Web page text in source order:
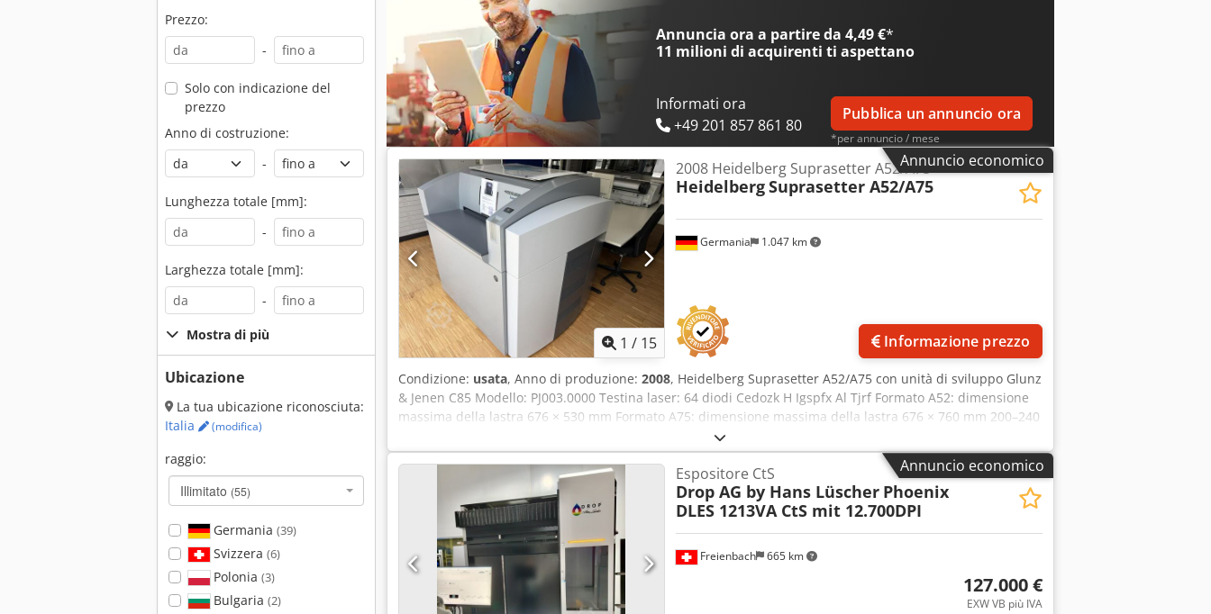
Prezzo:
-
Solo con indicazione del
prezzo
Anno di costruzione:
-
Lunghezza totale [mm]:
-
Larghezza totale [mm]:
-
Mostra di più
Ubicazione
La tua ubicazione riconosciuta:
Italia
(modifica)
raggio:
Illimitato (55)
Germania (39)
Svizzera (6)
Polonia (3)
Bulgaria (2)
Annuncia ora a partire da 4,49 €*
11 milioni di acquirenti ti aspettano
Informati ora
+49 201 857 861 80
Pubblica un annuncio ora
*per annuncio / mese
Annuncio economico
1 / 15
Germania 1.047 km
2008 Heidelberg Suprasetter A52/A75
HeidelbergSuprasetter A52/A75
Informazione prezzo
Condizione: usata, Anno di produzione: 2008, Heidelberg Suprasetter A52/A75 con unità di sviluppo Glunz
& Jenen C85 Modello: PJ003.0000 Testina laser: 64 diodi Cedozk H Igspfx Al Tjrf Formato A52: dimensione
massima della lastra 676 × 530 mm Formato A75: dimensione massima della lastra 676 × 760 mm 200–240
Annuncio economico
Freienbach 665 km
Espositore CtS
Drop AG by Hans Lüscher Phoenix
DLES 1213VA CtS mit 12.700DPI
127.000 €
EXW VB più IVA